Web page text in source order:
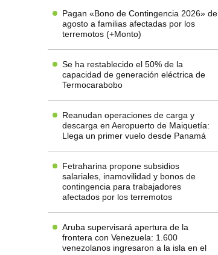
Pagan «Bono de Contingencia 2026» de
agosto a familias afectadas por los
terremotos (+Monto)
Se ha restablecido el 50% de la
capacidad de generación eléctrica de
Termocarabobo
Reanudan operaciones de carga y
descarga en Aeropuerto de Maiquetía:
Llega un primer vuelo desde Panamá
Fetraharina propone subsidios
salariales, inamovilidad y bonos de
contingencia para trabajadores
afectados por los terremotos
Aruba supervisará apertura de la
frontera con Venezuela: 1.600
venezolanos ingresaron a la isla en el